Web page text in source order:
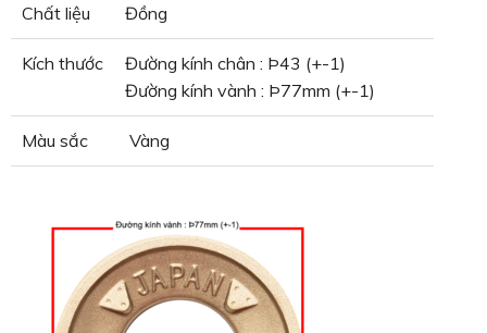
Chất liệu Đồng
Kích thước
Đường kính chân : Þ43 (+-1)
Đường kính vành : Þ77mm (+-1)
Màu sắc Vàng